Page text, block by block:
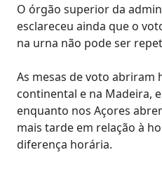
O órgão superior da
esclareceu ainda que o
na urna não pode ser
As mesas de voto abriram
continental e na Madeira,
enquanto nos Açores
mais tarde em relação à
diferença horária.